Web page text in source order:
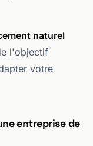
naturel
l'objectif
votre
entreprise de